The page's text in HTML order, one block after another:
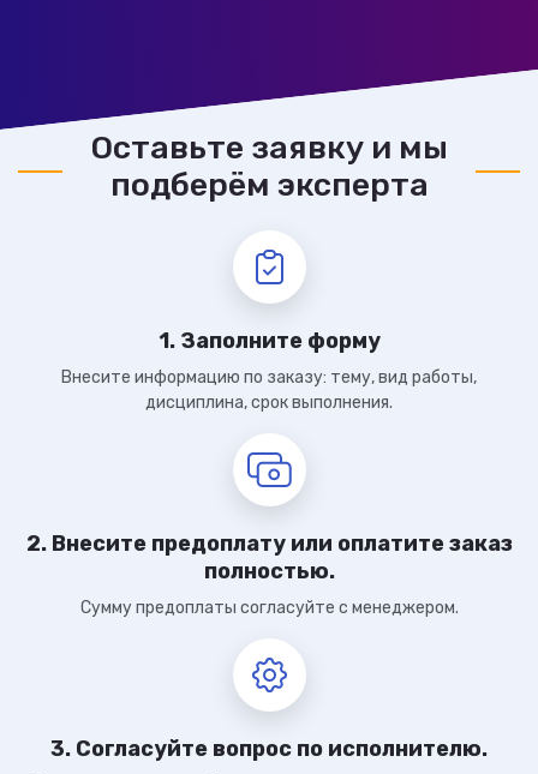
Оставьте заявку и мы
подберём эксперта
1. Заполните форму
Внесите информацию по заказу: тему, вид работы,
дисциплина, срок выполнения.
2. Внесите предоплату или оплатите заказ
полностью.
Сумму предоплаты согласуйте с менеджером.
3. Согласуйте вопрос по исполнителю.